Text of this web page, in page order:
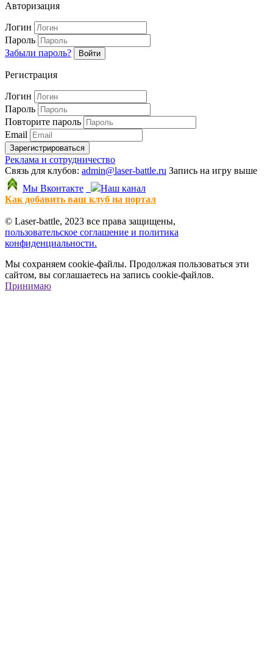
Авторизация
Логин
Пароль
Забыли пароль?
Войти
Регистрация
Логин
Пароль
Повторите пароль
Email
Зарегистрироваться
Реклама и сотрудничество
Связь для клубов: admin@laser-battle.ru Запись на игру выше
Мы Вконтакте
Наш канал
Как добавить ваш клуб на портал
© Laser-battle, 2023 все права защищены,
пользовательское соглашение и политика
конфиденциальности.
Мы сохраняем cookie-файлы. Продолжая пользоваться эти
сайтом, вы соглашаетесь на запись cookie-файлов.
Принимаю